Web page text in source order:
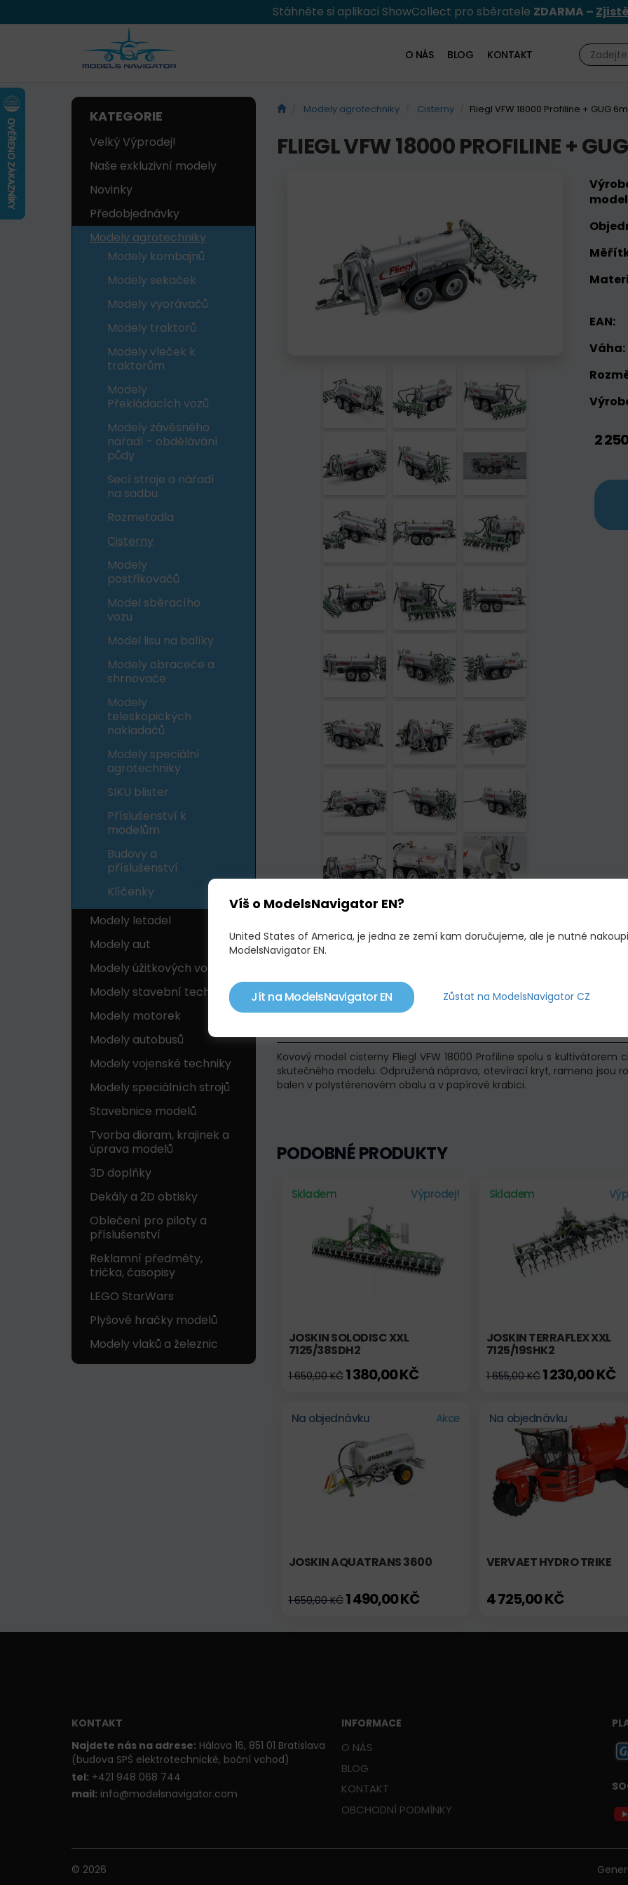
Stáhněte si aplikaci ShowCollect pro sběratele ZDARMA –
O NÁS BLOG KONTAKT
KATEGORIE
Velký Výprodej!
Naše exkluzivní modely
Novinky
Předobjednávky
Modely agrotechniky
Modely kombajnů
Modely sekaček
Modely vyorávačů
Modely traktorů
Modely vleček k
traktorům
Modely
Překládacích vozů
Modely závěsného
nářadí - obdělávání
půdy
Secí stroje a nářadí
na sadbu
Rozmetadla
Cisterny
Modely
postřikovačů
Model sběracího
vozu
Model lisu na balíky
Modely obraceče a
shrnovače
Modely
teleskopických
nakladačů
Modely speciální
agrotechniky
SIKU blister
Příslušenství k
modelům
Budovy a
příslušenství
Klíčenky
Modely letadel
Modely aut
Modely úžitkových vozidel
Modely stavební techniky
Modely motorek
Modely autobusů
Modely vojenské techniky
Modely speciálních strojů
Stavebnice modelů
Tvorba dioram, krajinek a
úprava modelů
3D doplňky
Dekály a 2D obtisky
Oblečení pro piloty a
příslušenství
Reklamní předměty,
trička, časopisy
LEGO StarWars
Plyšové hračky modelů
Modely vlaků a železnic
Modely agrotechniky Cisterny Fliegl VFW 18000 Profiline + GUG 6m
FLIEGL VFW 18000 PROFILINE +
EAN:
Váha:
2
Kovový model cisterny Fliegl VFW 18000 Profiline spolu s
skutečného modelu. Odpružená náprava, otevírací kryt, ramena jsou
balen v polystérenovém obalu a v papírové krabici.
PODOBNÉ PRODUKTY
Skladem Výprodej!
JOSKIN SOLODISC XXL
7125/38SDH2
1 650,00 KČ1 380,00 KČ
Skladem
JOSKIN TERRAFLEX XXL
7125/19SHK2
1 655,00 KČ1 230,00 KČ
Na objednávku Akce
JOSKIN AQUATRANS 3600
1 650,00 KČ1 490,00 KČ
Na objednávku
VERVAET HYDRO TRIKE
4 725,00 KČ
KONTAKT
Najdete nás na adrese: Hálova 16, 851 01 Bratislava
(budova SPŠ elektrotechnické, boční vchod)
tel: +421 948 068 744
mail: info@modelsnavigator.com
INFORMACE
O NÁS
BLOG
KONTAKT
OBCHODNÍ PODMÍNKY
© 2026
Víš o ModelsNavigator EN?
United States of America, je jedna ze zemí kam doručujeme, ale je nutné
ModelsNavigator EN.
Jít na ModelsNavigator EN Zůstat na ModelsNavigator CZ